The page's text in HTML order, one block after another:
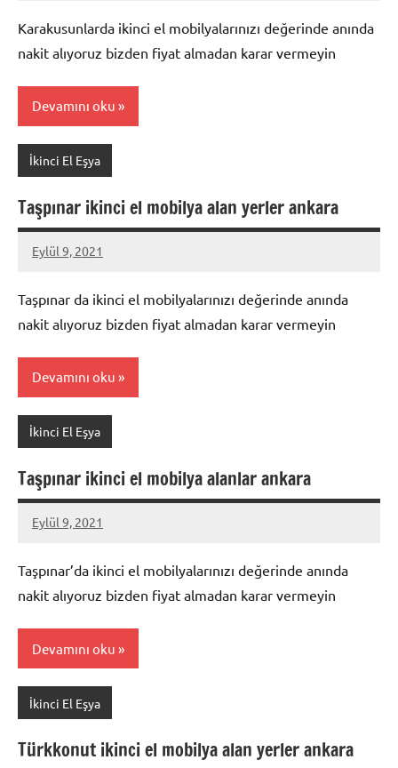
Karakusunlarda ikinci el mobilyalarınızı değerinde anında
nakit alıyoruz bizden fiyat almadan karar vermeyin
Devamını oku
İkinci El Eşya
Taşpınar ikinci el mobilya alan yerler ankara
Eylül 9, 2021
Mustafa
Taşpınar da ikinci el mobilyalarınızı değerinde anında
nakit alıyoruz bizden fiyat almadan karar vermeyin
Devamını oku
İkinci El Eşya
Taşpınar ikinci el mobilya alanlar ankara
Eylül 9, 2021
Mustafa
Taşpınar’da ikinci el mobilyalarınızı değerinde anında
nakit alıyoruz bizden fiyat almadan karar vermeyin
Devamını oku
İkinci El Eşya
Türkkonut ikinci el mobilya alan yerler ankara